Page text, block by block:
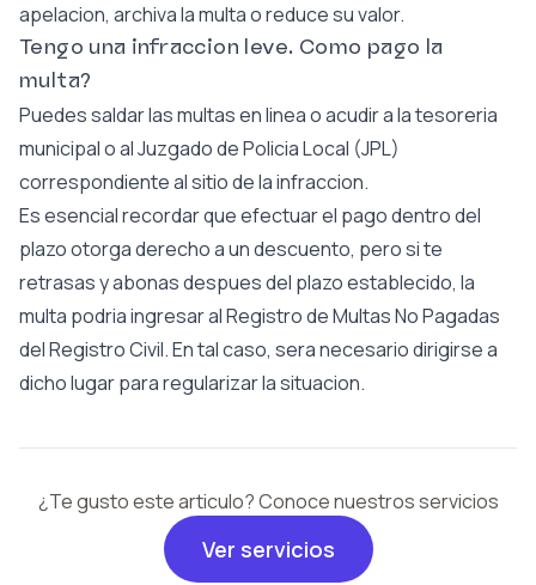
apelacion, archiva la multa o reduce su valor.
Tengo una infraccion leve. Como pago la
multa?
Puedes saldar las multas en linea o acudir a la tesoreria
municipal o al Juzgado de Policia Local (JPL)
correspondiente al sitio de la infraccion.
Es esencial recordar que efectuar el pago dentro del
plazo otorga derecho a un descuento, pero si te
retrasas y abonas despues del plazo establecido, la
multa podria ingresar al Registro de Multas No Pagadas
del Registro Civil. En tal caso, sera necesario dirigirse a
dicho lugar para regularizar la situacion.
¿Te gusto este articulo? Conoce nuestros servicios
Ver servicios